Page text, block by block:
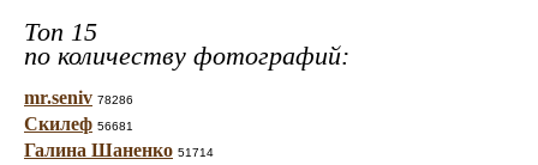
Топ 15
по количеству фотографий:
mr.seniv 78286
Скилеф 56681
Галина Шаненко 51714